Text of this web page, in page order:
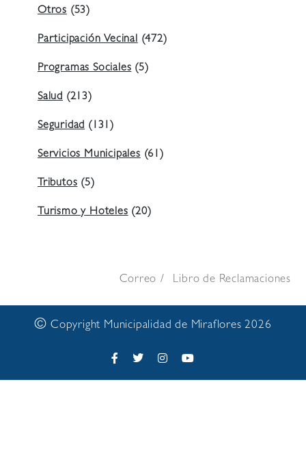
Otros (53)
Participación Vecinal(472)
Programas Sociales(5)
Salud (213)
Seguridad(131)
Servicios Municipales(61)
Tributos(5)
Turismo y Hoteles(20)
Correo Libro de Reclamaciones
© Copyright Municipalidad de Miraflores 2026